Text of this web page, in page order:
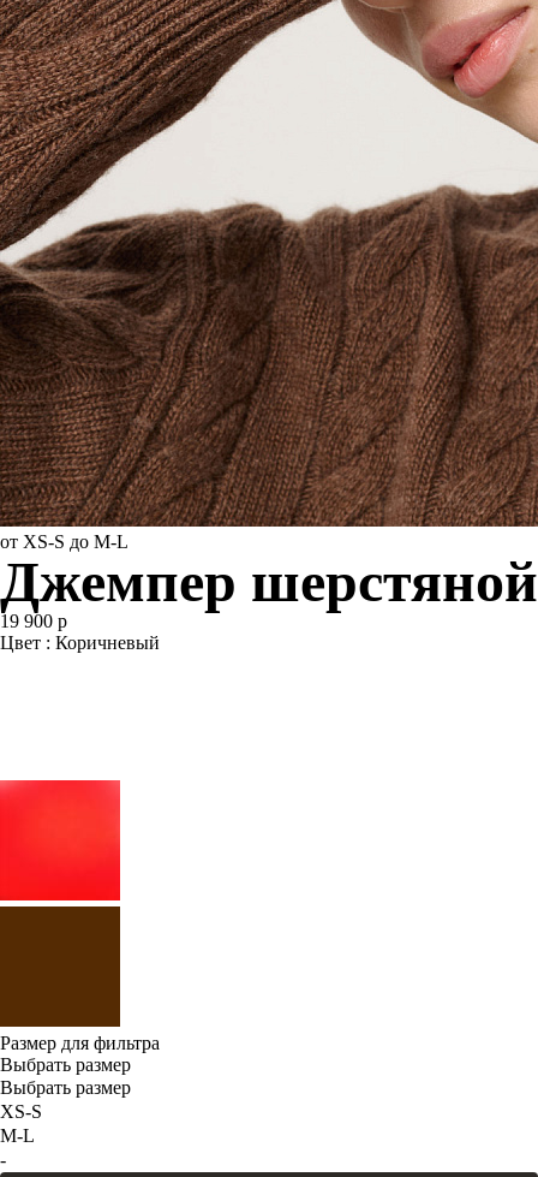
от XS-S до M-L
Джемпер шерстяной
19 900 р
Цвет : Коричневый
Размер для фильтра
Выбрать размер
Выбрать размер
XS-S
M-L
-